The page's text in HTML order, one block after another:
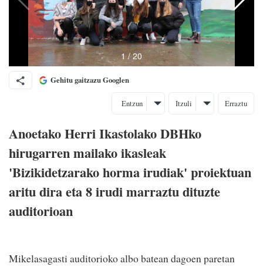
Gehitu gaitzazu Googlen
Entzun Itzuli Erraztu
Anoetako Herri Ikastolako DBHko
hirugarren mailako ikasleak
'Bizikidetzarako horma irudiak' proiektuan
aritu dira eta 8 irudi marraztu dituzte
auditorioan
Mikelasagasti auditorioko albo batean dagoen paretan